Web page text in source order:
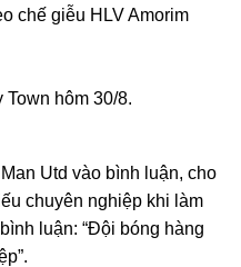
Town hôm 30/8.
Utd vào bình luận, cho
chuyên nghiệp khi làm
bình luận: “Đội bóng hàng